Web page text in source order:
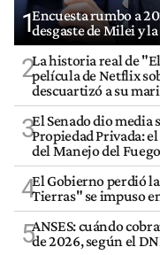
1Encuesta rumbo a
desgaste de Milei y
2La historia real de
película de Netflix
descuartizó a su
3El Senado dio media
Propiedad Privada:
del Manejo del Fuego
4El Gobierno perdió
Tierras" se impuso
5ANSES: cuándo
de 2026, según el